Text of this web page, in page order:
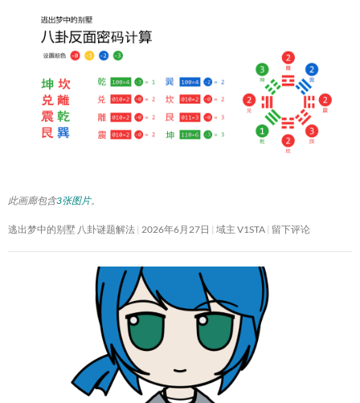
此画廊包含3张图片。
逃出梦中的别墅 八卦谜题解法 2026年6月27日 域主 V1STA 留下评论